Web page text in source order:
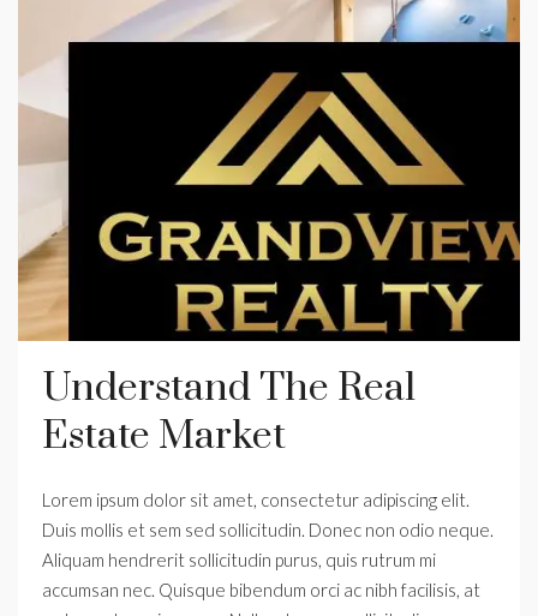
Understand The Real
Estate Market
Lorem ipsum dolor sit amet, consectetur adipiscing elit.
Duis mollis et sem sed sollicitudin. Donec non odio neque.
Aliquam hendrerit sollicitudin purus, quis rutrum mi
accumsan nec. Quisque bibendum orci ac nibh facilisis, at